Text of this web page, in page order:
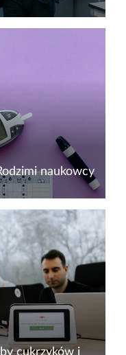
Biotts to
(w
naukowcy
Choć
sobie to
wielkie
nad
cukrzyków i